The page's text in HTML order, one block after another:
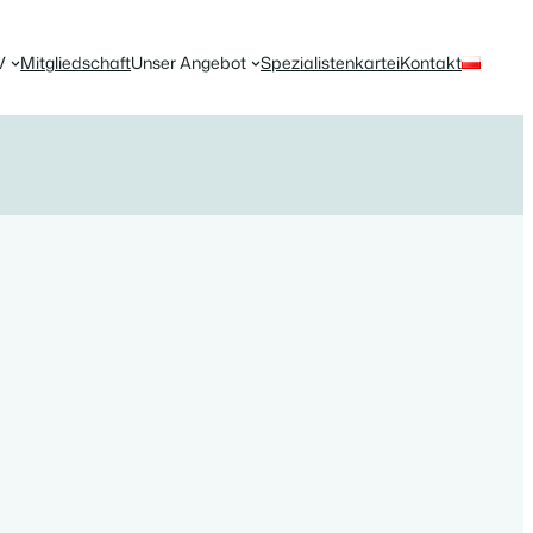
MitgliedschaftUnser Angebot SpezialistenkarteiKontakt